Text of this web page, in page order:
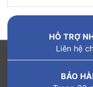
HỖ TRỢ
Liên hệ
BẢO